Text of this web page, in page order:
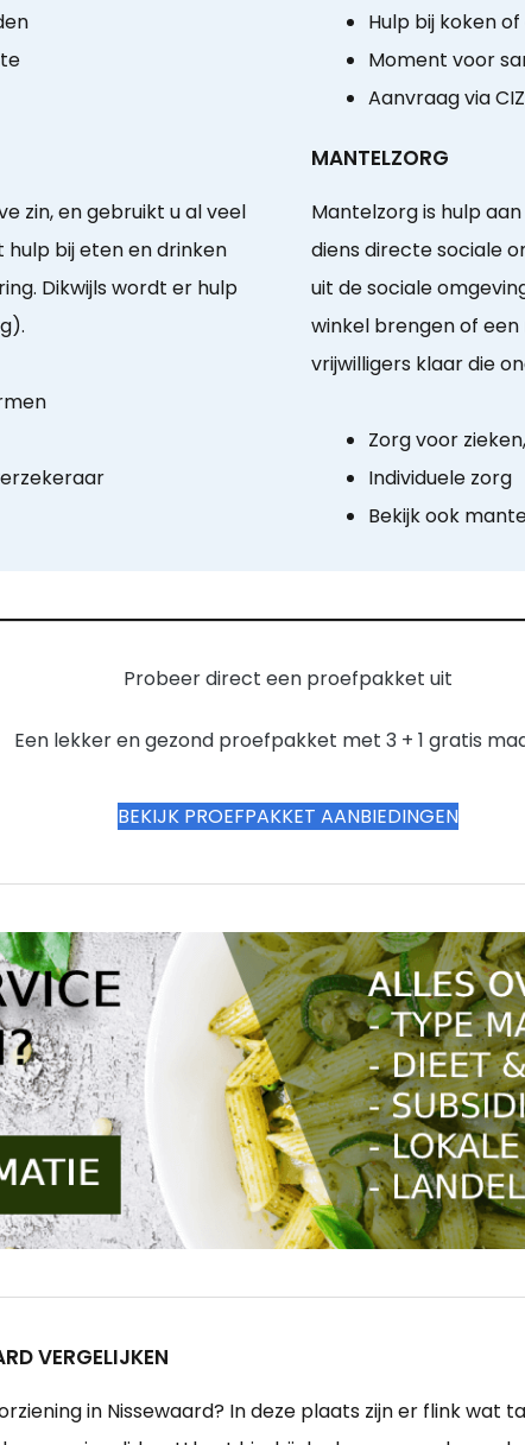
Hulp bij koken
Moment voor
Aanvraag via CIZ
zin, en gebruikt u al veel
hulp bij eten en drinken
Dikwijls wordt er hulp
MANTELZORG
Mantelzorg is hulp
diens directe sociale
uit de sociale
winkel brengen of een
vrijwilligers klaar die
Zorg voor
Individuele zorg
Bekijk ook
Probeer direct een proefpakket uit
Een lekker en gezond proefpakket met 3 + 1 gratis
BEKIJK PROEFPAKKET AANBIEDINGEN
VERGELIJKEN
in Nissewaard? In deze plaats zijn er flink wat